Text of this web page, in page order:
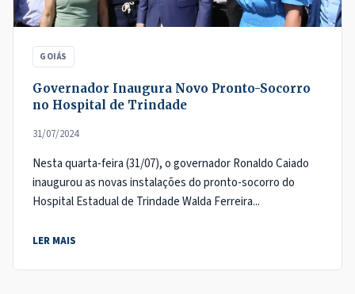
GOIÁS
Governador Inaugura Novo Pronto-Socorro
no Hospital de Trindade
31/07/2024
Nesta quarta-feira (31/07), o governador Ronaldo Caiado
inaugurou as novas instalações do pronto-socorro do
Hospital Estadual de Trindade Walda Ferreira...
LER MAIS